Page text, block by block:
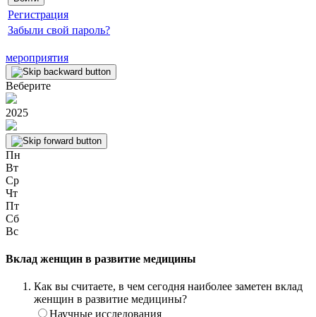
Регистрация
Забыли свой пароль?
мероприятия
Веберите
2025
Пн
Вт
Ср
Чт
Пт
Сб
Вс
Вклад женщин в развитие медицины
Как вы считаете, в чем сегодня наиболее заметен вклад
женщин в развитие медицины?
Научные исследования